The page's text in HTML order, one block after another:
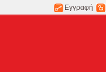
Εγγραφή